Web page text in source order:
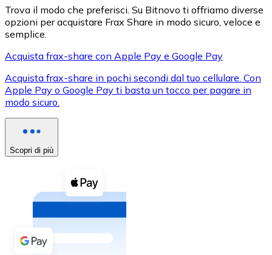
XRP
XRP
Vedi tutto
Buoni cripto
Acquista criptovalute in contanti e altri mezzi di
Acquista con contanti
Bonifico SEPA
Trova il modo che preferisci. Su Bitnovo ti offriamo diverse
opzioni per acquistare Frax Share in modo sicuro, veloce e
semplice.
Acquista frax-share con Apple Pay e Google Pay
Acquista frax-share in pochi secondi dal tuo cellulare. Con
Apple Pay o Google Pay ti basta un tocco per pagare in
modo sicuro.
Scopri di più